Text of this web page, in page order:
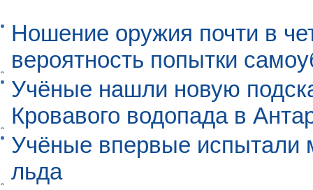
Ношение оружия почти в
вероятность попытки
Учёные нашли новую
Кровавого водопада в
Учёные впервые испытали
льда